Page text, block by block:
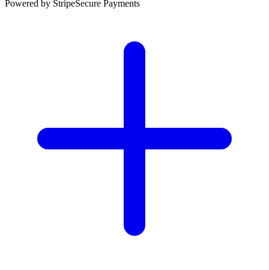
Powered by StripeSecure Payments